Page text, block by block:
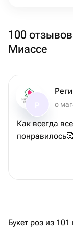
100
Миассе
о
Как всегда
Букет роз из